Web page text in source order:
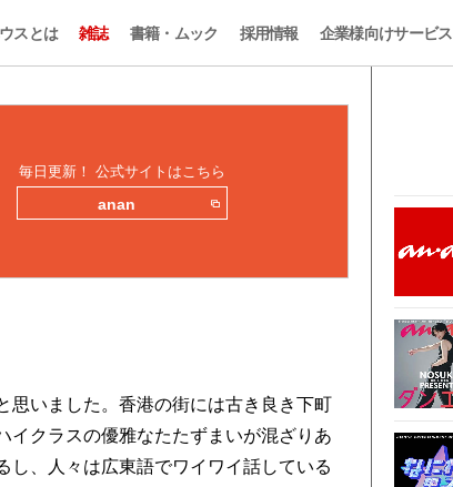
スとは 雑誌 書籍・ムック 採用情報 企業様向けサービス
毎日更新！ 公式サイトはこちら
anan
思いました。香港の街には古き良き下町
イクラスの優雅なたたずまいが混ざりあ
し、人々は広東語でワイワイ話している